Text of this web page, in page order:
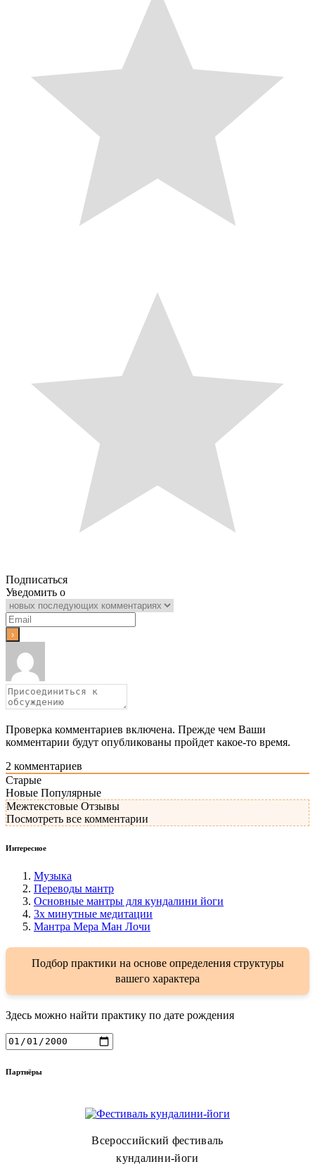
Подписаться
Уведомить о
Проверка комментариев включена. Прежде чем Ваши
комментарии будут опубликованы пройдет какое-то время.
2 комментариев
Старые
Новые Популярные
Межтекстовые Отзывы
Посмотреть все комментарии
Интересное
Музыка
Переводы мантр
Основные мантры для кундалини йоги
3х минутные медитации
Мантра Мера Ман Лочи
Подбор практики на основе определения структуры
вашего характера
Здесь можно найти практику по дате рождения
Партнёры
Всероссийский фестиваль
кундалини-йоги